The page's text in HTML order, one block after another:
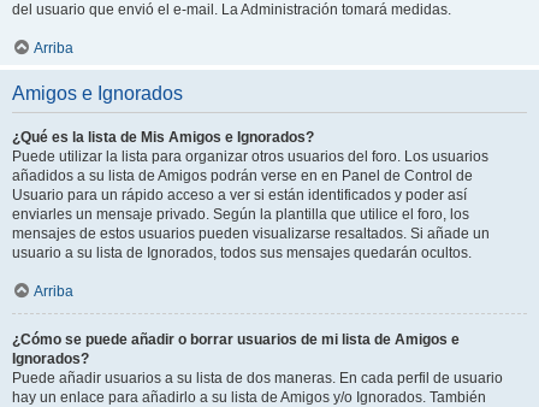
del usuario que envió el e-mail. La Administración tomará medidas.
Arriba
Amigos e Ignorados
¿Qué es la lista de Mis Amigos e Ignorados?
Puede utilizar la lista para organizar otros usuarios del foro. Los usuarios
añadidos a su lista de Amigos podrán verse en en Panel de Control de
Usuario para un rápido acceso a ver si están identificados y poder así
enviarles un mensaje privado. Según la plantilla que utilice el foro, los
mensajes de estos usuarios pueden visualizarse resaltados. Si añade un
usuario a su lista de Ignorados, todos sus mensajes quedarán ocultos.
Arriba
¿Cómo se puede añadir o borrar usuarios de mi lista de Amigos e
Ignorados?
Puede añadir usuarios a su lista de dos maneras. En cada perfil de usuario
hay un enlace para añadirlo a su lista de Amigos y/o Ignorados. También